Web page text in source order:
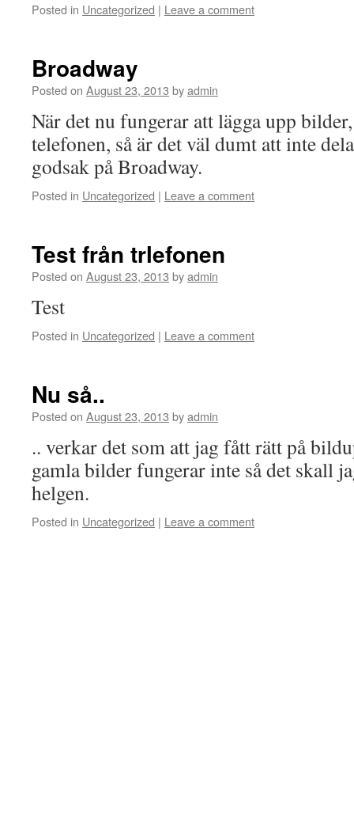
Posted in Uncategorized | Leave a comment
Broadway
Posted on August 23, 2013 byadmin
När det nu fungerar att lägga upp
telefonen, så är det väl dumt att inte
godsak på Broadway.
Posted in Uncategorized | Leave a comment
Test från trlefonen
Posted on August 23, 2013 byadmin
Test
Posted in Uncategorized | Leave a comment
Nu så..
Posted on August 23, 2013 byadmin
.. verkar det som att jag fått rätt på
gamla bilder fungerar inte så det skall
helgen.
Posted in Uncategorized | Leave a comment